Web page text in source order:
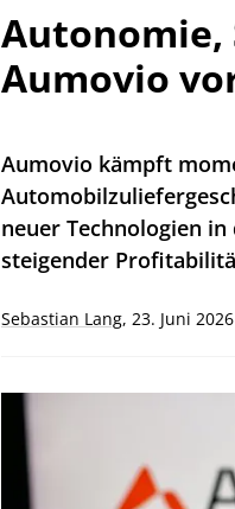
Autonomie,
Aumovio
Aumovio kämpft
neuer Technologien
steigender
Sebastian Lang, 23. Juni 2026